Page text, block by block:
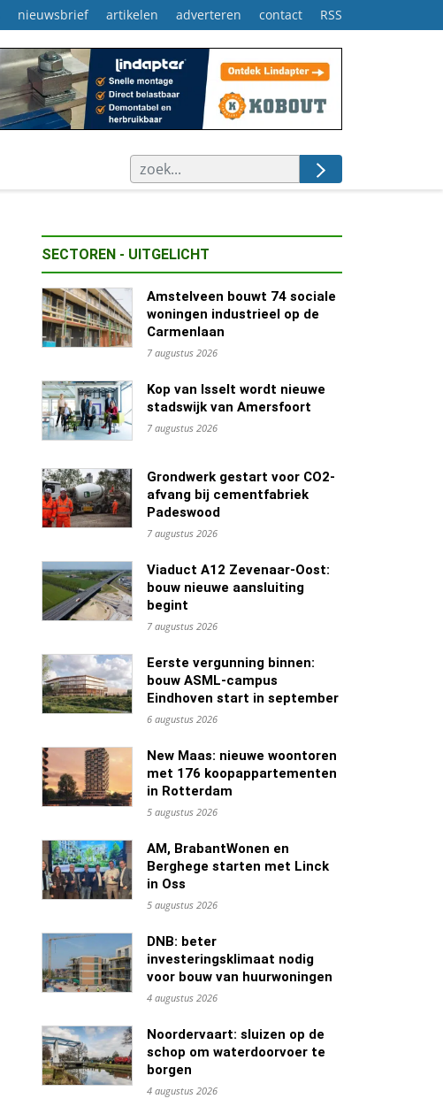
nieuwsbrief artikelen adverteren contact RSS
SECTOREN - UITGELICHT
Amstelveen bouwt 74 sociale
woningen industrieel op de
Carmenlaan
7 augustus 2026
Kop van Isselt wordt nieuwe
stadswijk van Amersfoort
7 augustus 2026
Grondwerk gestart voor CO2-
afvang bij cementfabriek
Padeswood
7 augustus 2026
Viaduct A12 Zevenaar-Oost:
bouw nieuwe aansluiting
begint
7 augustus 2026
Eerste vergunning binnen:
bouw ASML-campus
Eindhoven start in september
6 augustus 2026
New Maas: nieuwe woontoren
met 176 koopappartementen
in Rotterdam
5 augustus 2026
AM, BrabantWonen en
Berghege starten met Linck
in Oss
5 augustus 2026
DNB: beter
investeringsklimaat nodig
voor bouw van huurwoningen
4 augustus 2026
Noordervaart: sluizen op de
schop om waterdoorvoer te
borgen
4 augustus 2026